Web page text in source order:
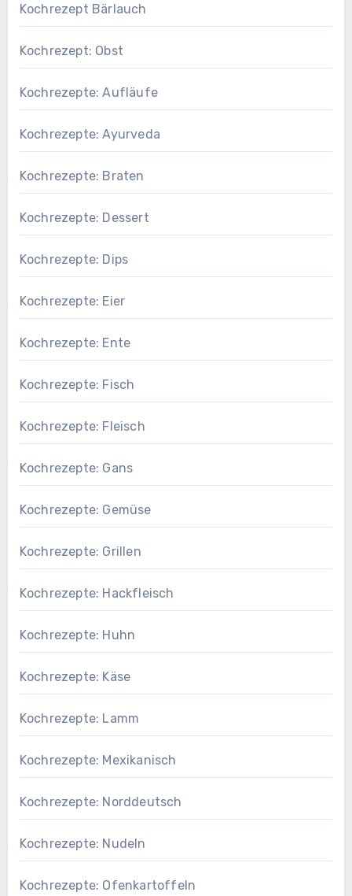
Kochrezept Bärlauch
Kochrezept: Obst
Kochrezepte: Aufläufe
Kochrezepte: Ayurveda
Kochrezepte: Braten
Kochrezepte: Dessert
Kochrezepte: Dips
Kochrezepte: Eier
Kochrezepte: Ente
Kochrezepte: Fisch
Kochrezepte: Fleisch
Kochrezepte: Gans
Kochrezepte: Gemüse
Kochrezepte: Grillen
Kochrezepte: Hackfleisch
Kochrezepte: Huhn
Kochrezepte: Käse
Kochrezepte: Lamm
Kochrezepte: Mexikanisch
Kochrezepte: Norddeutsch
Kochrezepte: Nudeln
Kochrezepte: Ofenkartoffeln